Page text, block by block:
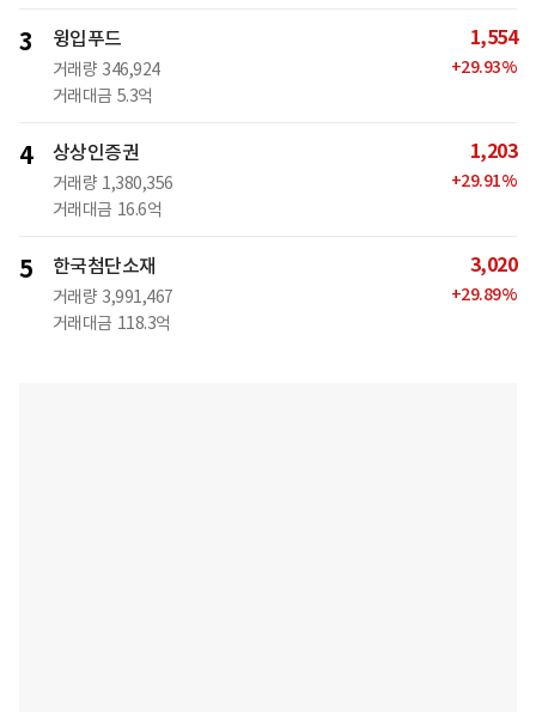
3 윙입푸드
거래량 346,924
거래대금 5.3억
1,554
+29.93%
4 상상인증권
거래량 1,380,356
거래대금 16.6억
1,203
+29.91%
5 한국첨단소재
거래량 3,991,467
거래대금 118.3억
3,020
+29.89%